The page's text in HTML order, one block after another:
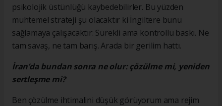
psikolojik üstünlüğü kaybedebilirler. Bu yüzden
muhtemel strateji şu olacaktır ki İngiltere bunu
sağlamaya çalışacaktır: Sürekli ama kontrollü baskı. Ne
tam savaş, ne tam barış. Arada bir gerilim hattı.
İran’da bundan sonra ne olur: çözülme mi, yeniden
sertleşme mi?
Ben çözülme ihtimalini düşük görüyorum ama rejim